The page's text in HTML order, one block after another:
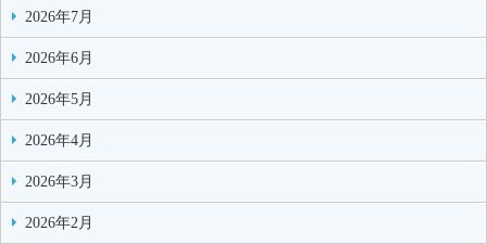
2026年7月
2026年6月
2026年5月
2026年4月
2026年3月
2026年2月